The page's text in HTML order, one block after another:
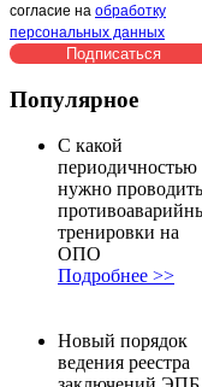
согласие на обработку
персональных данных
Популярное
С какой
периодичностью
нужно проводить
тренировки на
ОПО
Подробнее >>
Новый порядок
ведения реестра